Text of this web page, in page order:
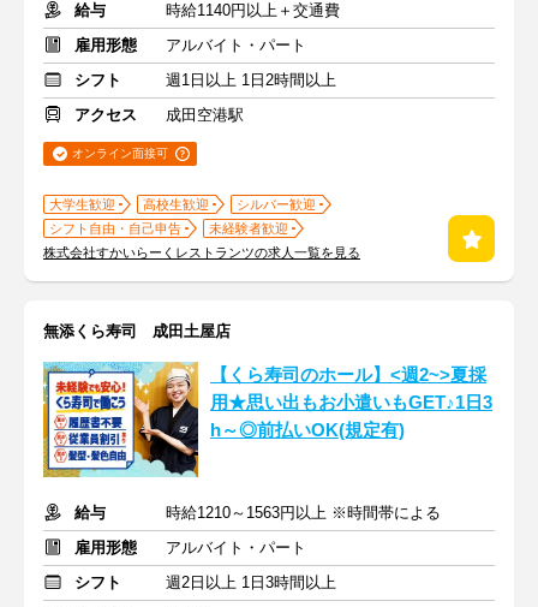
給与
時給1140円以上＋交通費
雇用形態
アルバイト・パート
シフト
週1日以上 1日2時間以上
アクセス
成田空港駅
オンライン面接可
大学生歓迎 高校生歓迎
シルバー歓迎
シフト自由・自己申告
未経験者歓迎
株式会社すかいらーくレストランツの求人一覧を見る
無添くら寿司 成田土屋店
【くら寿司のホール】<週2~>夏採
用★思い出もお小遣いもGET♪1日3
h～◎前払いOK(規定有)
給与
時給1210～1563円以上 ※時間帯による
雇用形態
アルバイト・パート
シフト
週2日以上 1日3時間以上